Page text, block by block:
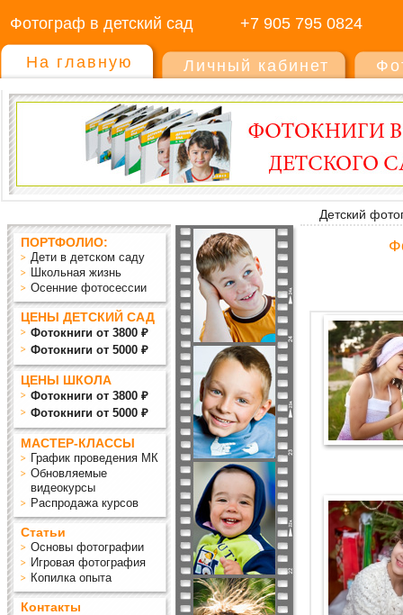
Фотограф в детский сад +7 905 795 0824
На главную Личный кабинет
Детский
ПОРТФОЛИО:
Дети в детском саду
Школьная жизнь
Осенние фотосессии
ЦЕНЫ ДЕТСКИЙ САД
Фотокниги от 3800 ₽
Фотокниги от 5000 ₽
ЦЕНЫ ШКОЛА
Фотокниги от 3800 ₽
Фотокниги от 5000 ₽
МАСТЕР-КЛАССЫ
График проведения МК
Обновляемые
видеокурсы
Распродажа курсов
Статьи
Основы фотографии
Игровая фотография
Копилка опыта
Контакты